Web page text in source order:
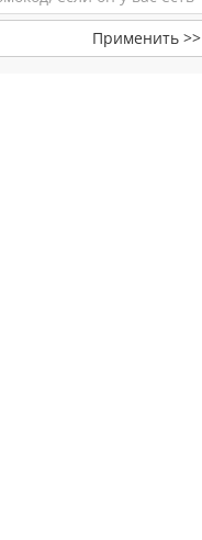
Применить >>